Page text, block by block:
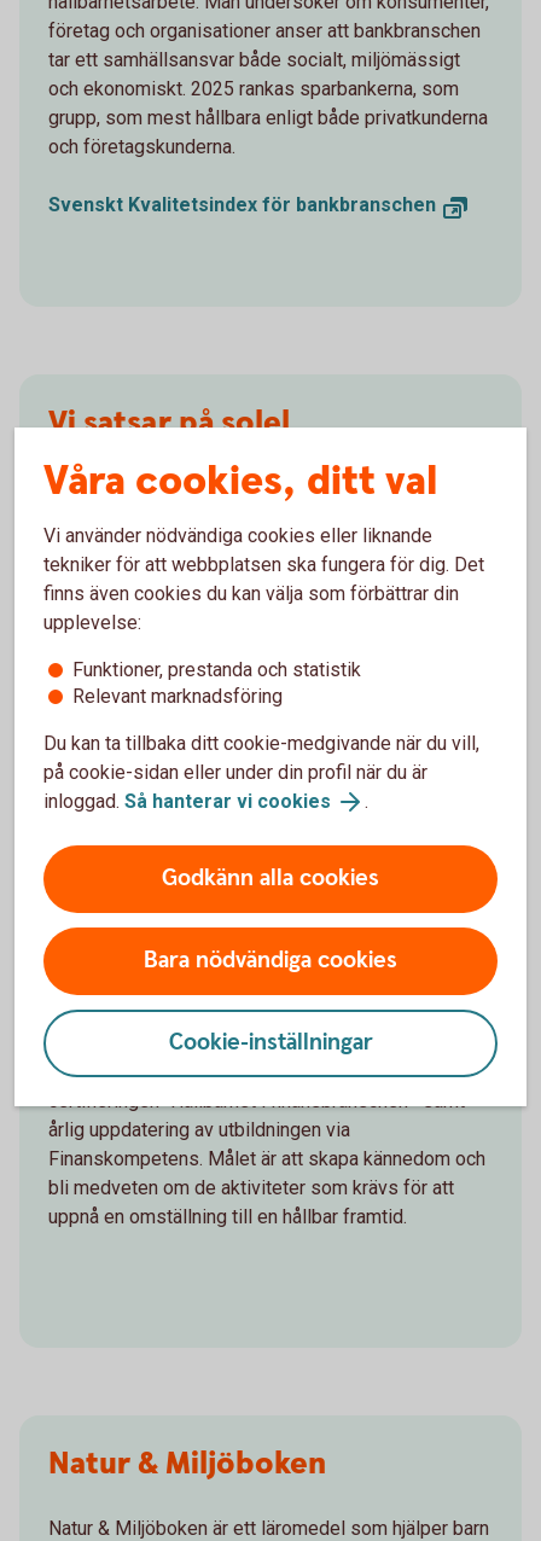
företag och organisationer anser att bankbranschen
tar ett samhällsansvar både socialt, miljömässigt
och ekonomiskt. 2025 rankas sparbankerna, som
grupp, som mest hållbara enligt både privatkunderna
och företagskunderna.
Svenskt Kvalitetsindex för bankbranschen
Vi satsar på solel
Under 2024 anlade Sparbanken Eken en mindre
tidigare finns solpaneler på kontorstaken i Åryd och
Ryd. Satsningen är en del i bankens filosofi att ge
tillbaka till närsamhället och i detta fall kompensera
för det eluttag som årligen görs från det allmänna
elnätet.
tips till företagare
Certifiering: Hållbarhet i
finansbranschen
Alla medarbetare på Sparbanken Eken tar
certifieringen "Hållbarhet i finansbranschen" samt
årlig uppdatering av utbildningen via
Finanskompetens. Målet är att skapa kännedom och
bli medveten om de aktiviteter som krävs för att
uppnå en omställning till en hållbar framtid.
Natur & Miljöboken
Natur & Miljöboken är ett läromedel som hjälper barn
Våra cookies, ditt val
Vi använder nödvändiga cookies eller liknande
tekniker för att webbplatsen ska fungera för dig. Det
finns även cookies du kan välja som förbättrar din
upplevelse:
Funktioner, prestanda och statistik
Relevant marknadsföring
Du kan ta tillbaka ditt cookie-medgivande när du vill,
på cookie-sidan eller under din profil när du är
inloggad. Så hanterar vi cookies .
Godkänn alla cookies
Bara nödvändiga cookies
Cookie-inställningar